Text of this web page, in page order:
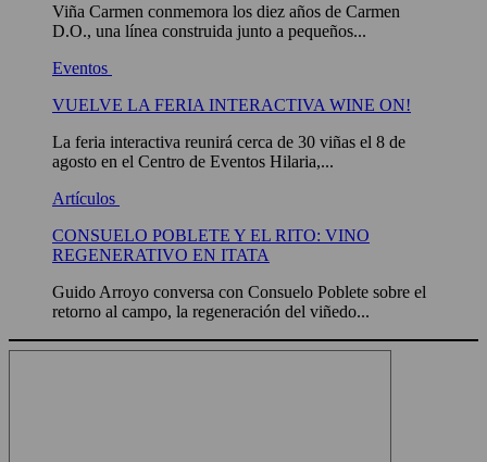
Viña Carmen conmemora los diez años de Carmen
D.O., una línea construida junto a pequeños...
Eventos
VUELVE LA FERIA INTERACTIVA WINE ON!
La feria interactiva reunirá cerca de 30 viñas el 8 de
agosto en el Centro de Eventos Hilaria,...
Artículos
CONSUELO POBLETE Y EL RITO: VINO
REGENERATIVO EN ITATA
Guido Arroyo conversa con Consuelo Poblete sobre el
retorno al campo, la regeneración del viñedo...